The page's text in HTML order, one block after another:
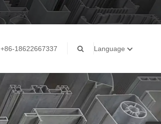
+86-18622667337 Language